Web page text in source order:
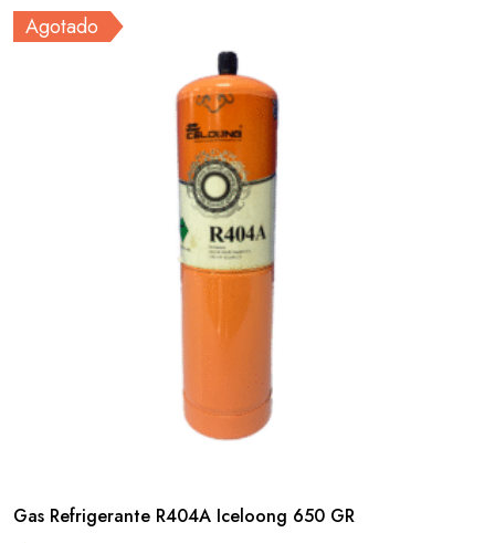
Agotado
Gas Refrigerante R404A Iceloong 650 GR